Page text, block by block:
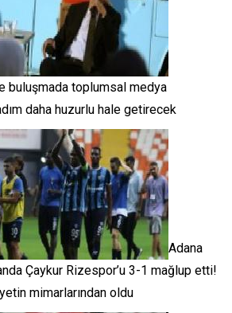
buluşmada toplumsal medya
daha huzurlu hale getirecek
Adana
Çaykur Rizespor’u 3-1 mağlup etti!
mimarlarından oldu